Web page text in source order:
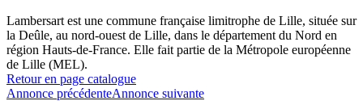
Lambersart est une commune française limitrophe de Lille, située sur
la Deûle, au nord-ouest de Lille, dans le département du Nord en
région Hauts-de-France. Elle fait partie de la Métropole européenne
de Lille (MEL).
Retour en page catalogue
Annonce précédenteAnnonce suivante